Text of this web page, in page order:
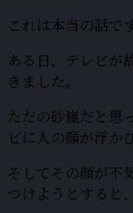
これは本当の話です
ある日、テレビが
きました。
ただの砂嵐だと思
ビに人の顔が浮か
そしてその顔が不
つけようとすると